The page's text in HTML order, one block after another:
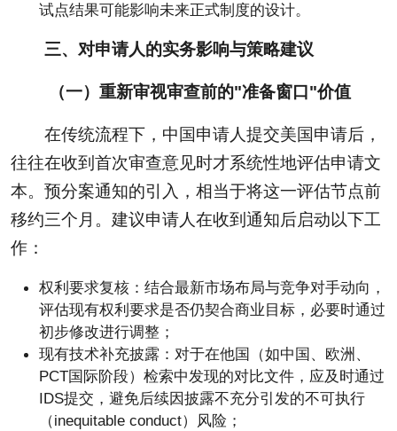
试点结果可能影响未来正式制度的设计。
三、对申请人的实务影响与策略建议
（一）重新审视审查前的"准备窗口"价值
在传统流程下，中国申请人提交美国申请后，
往往在收到首次审查意见时才系统性地评估申请文
本。预分案通知的引入，相当于将这一评估节点前
移约三个月。建议申请人在收到通知后启动以下工
作：
权利要求复核：结合最新市场布局与竞争对手动向，
评估现有权利要求是否仍契合商业目标，必要时通过
初步修改进行调整；
现有技术补充披露：对于在他国（如中国、欧洲、
PCT国际阶段）检索中发现的对比文件，应及时通过
IDS提交，避免后续因披露不充分引发的不可执行
（inequitable conduct）风险；